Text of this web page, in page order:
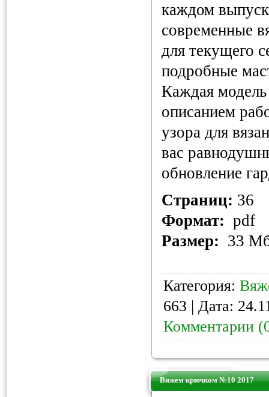
каждом
современные
для текущего
подробные
Каждая
описанием
узора для
вас
обновление
Страниц: 36
Формат: pdf
Размер: 33
Категория:
663 | Дата:
Комментарии
Вяжем крючком №10 2017